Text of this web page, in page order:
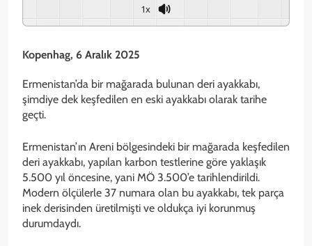
1x
Kopenhag, 6 Aralık 2025
Ermenistan’da bir mağarada bulunan deri ayakkabı,
şimdiye dek keşfedilen en eski ayakkabı olarak tarihe
geçti.
Ermenistan’ın Areni bölgesindeki bir mağarada keşfedilen
deri ayakkabı, yapılan karbon testlerine göre yaklaşık
5.500 yıl öncesine, yani MÖ 3.500’e tarihlendirildi.
Modern ölçülerle 37 numara olan bu ayakkabı, tek parça
inek derisinden üretilmişti ve oldukça iyi korunmuş
durumdaydı.